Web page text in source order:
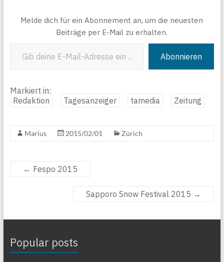
Melde dich für ein Abonnement an, um die neuesten
Beiträge per E-Mail zu erhalten.
Abonnieren
Markiert in:
Redaktion
Tagesanzeiger tamedia Zeitung
Marius 2015/02/01 Zürich
← Fespo 2015
Sapporo Snow Festival 2015 →
Popular posts